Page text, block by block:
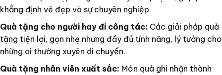
khẳng định vẻ đẹp và sự chuyên nghiệp.
Quà tặng cho người hay đi công tác: Các giải pháp quà
tặng tiện lợi, gọn nhẹ nhưng đầy đủ tính năng, lý tưởng cho
những ai thường xuyên di chuyển.
Quà tặng nhân viên xuất sắc: Món quà ghi nhận thành